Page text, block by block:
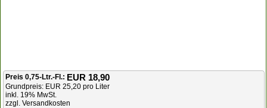
Preis 0,75-Ltr.-Fl.: EUR 18,90
Grundpreis: EUR 25,20 pro Liter
inkl. 19% MwSt.
zzgl. Versandkosten